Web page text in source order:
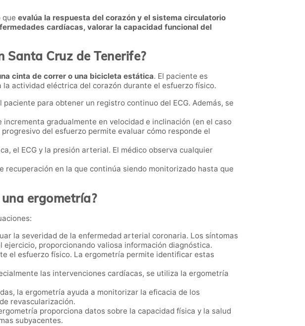
que evalúa la respuesta del corazón y el sistema circulatorio
cardíacas, valorar la capacidad funcional del
Santa Cruz de Tenerife?
cinta de correr o una bicicleta estática. El paciente es
la actividad eléctrica del corazón durante el esfuerzo físico.
para obtener un registro continuo del ECG. Además, se
gradualmente en velocidad e inclinación (en el caso
del esfuerzo permite evaluar cómo responde el
el ECG y la presión arterial. El médico observa cualquier
en la que continúa siendo monitorizado hasta que
ergometría?
la severidad de la enfermedad arterial coronaria. Los síntomas
proporcionando valiosa información diagnóstica.
el esfuerzo físico. La ergometría permite identificar estas
las intervenciones cardíacas, se utiliza la ergometría
la ergometría ayuda a monitorizar la eficacia de los
revascularización.
proporciona datos sobre la capacidad física y la salud
subyacentes.